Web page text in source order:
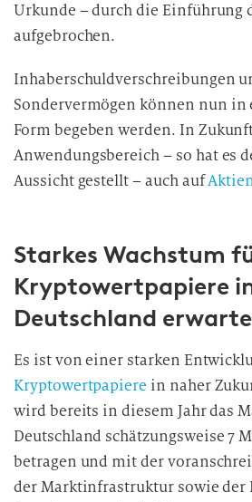
Urkunde – durch die Einführung
aufgebrochen.
Inhaberschuldverschreibungen
Sondervermögen können nun in
Form begeben werden. In
Anwendungsbereich – so hat es
Aussicht gestellt – auch auf
Starkes Wachstum
Kryptowertpapiere
Deutschland
Es ist von einer starken
Kryptowertpapiere in naher
wird bereits in diesem Jahr das
Deutschland schätzungsweise 7
betragen und mit der
der Marktinfrastruktur sowie der